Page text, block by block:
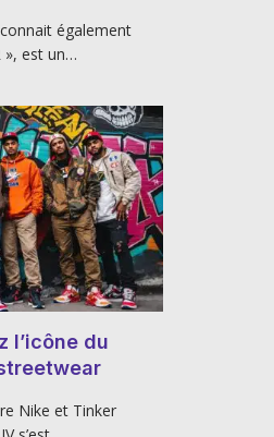
également
», est un…
l’icône du
Nike et Tinker